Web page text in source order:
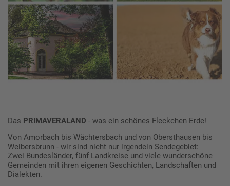
Das PRIMAVERALAND - was ein schönes Fleckchen Erde!
Von Amorbach bis Wächtersbach und von Obersthausen bis
Weibersbrunn - wir sind nicht nur irgendein Sendegebiet:
Zwei Bundesländer, fünf Landkreise und viele wunderschöne
Gemeinden mit ihren eigenen Geschichten, Landschaften und
Dialekten.